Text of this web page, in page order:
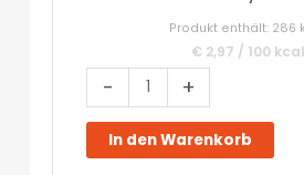
Produkt enthält: 286
€ 2,97 / 100 kcal
-
Tomatensuppe
-
Real
Turmat
+
In den Warenkorb